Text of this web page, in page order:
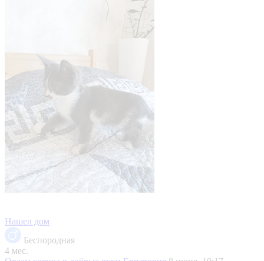
Нашел дом
Беспородная
4 мес.